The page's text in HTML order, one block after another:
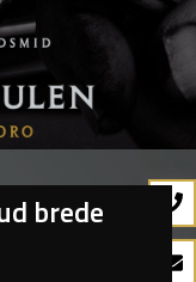
Terug naar overzicht
brede